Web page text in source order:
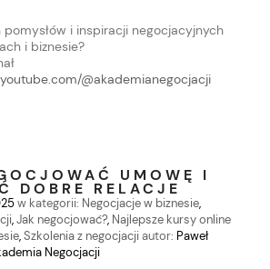
pomysłów i inspiracji negocjacyjnych
i biznesie?
@akademianegocjacji
UMOWĘ I
DOBRE RELACJE
w kategorii: Negocjacje w biznesie,
,Jak negocjować?, Najlepsze kursy online
,Szkolenia z negocjacji autor: Paweł
Negocjacji